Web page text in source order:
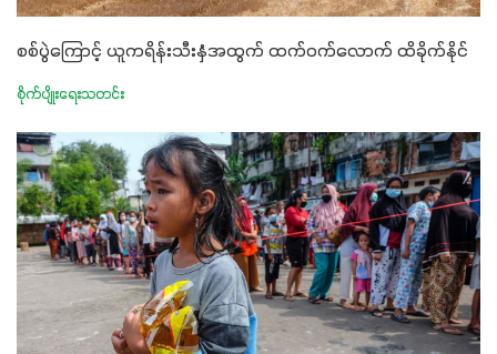
စစ်ပွဲကြောင့် ယူကရိန်းသီးနှံအထွက် ထက်ဝက်လောက် ထိခိုက်နိုင်
စိုက်ပျိုးရေးသတင်း